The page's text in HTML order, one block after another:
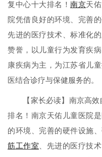
复中心十大排名！南京天
院凭借良好的环境、完善
先进的医疗技术、标准化
赞誉，以儿童行为发育疾
康疾病为主，为江苏省儿
医结合诊疗与保健服务的。
【家长必读】南京高效
排名！南京天佑儿童医院
的环境、完善的硬件设施
筋工作室、先进的医疗技